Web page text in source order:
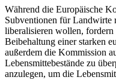
Während die Europäische
Subventionen für Landwirte
liberalisieren wollen, fordern
Beibehaltung einer starken
außerdem die Kommission
Lebensmittebestände zu
anzulegen, um die